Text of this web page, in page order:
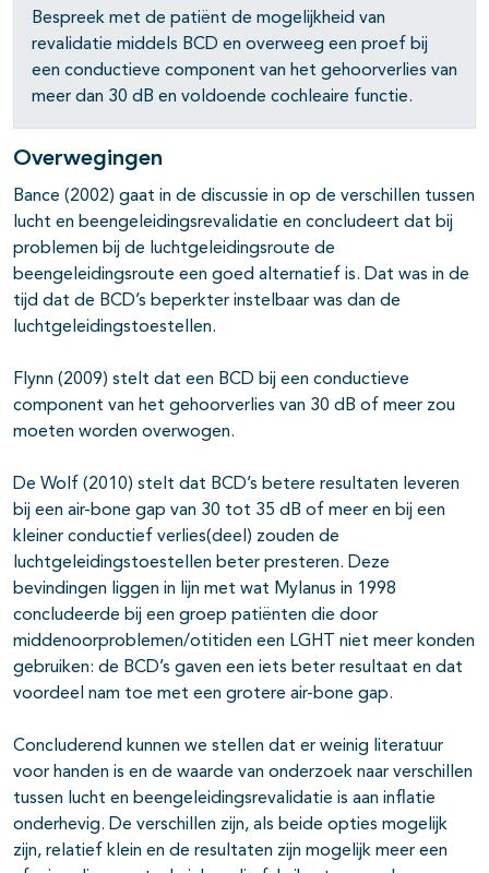
Bespreek met de patiënt de mogelijkheid van
revalidatie middels BCD en overweeg een proef bij
een conductieve component van het gehoorverlies van
meer dan 30 dB en voldoende cochleaire functie.
Overwegingen
Bance (2002) gaat in de discussie in op de verschillen tussen
lucht en beengeleidingsrevalidatie en concludeert dat bij
problemen bij de luchtgeleidingsroute de
beengeleidingsroute een goed alternatief is. Dat was in de
tijd dat de BCD’s beperkter instelbaar was dan de
luchtgeleidingstoestellen.
Flynn (2009) stelt dat een BCD bij een conductieve
component van het gehoorverlies van 30 dB of meer zou
moeten worden overwogen.
De Wolf (2010) stelt dat BCD’s betere resultaten leveren
bij een air-bone gap van 30 tot 35 dB of meer en bij een
kleiner conductief verlies(deel) zouden de
luchtgeleidingstoestellen beter presteren. Deze
bevindingen liggen in lijn met wat Mylanus in 1998
concludeerde bij een groep patiënten die door
middenoorproblemen/otitiden een LGHT niet meer konden
gebruiken: de BCD’s gaven een iets beter resultaat en dat
voordeel nam toe met een grotere air-bone gap.
Concluderend kunnen we stellen dat er weinig literatuur
voor handen is en de waarde van onderzoek naar verschillen
tussen lucht en beengeleidingsrevalidatie is aan inflatie
onderhevig. De verschillen zijn, als beide opties mogelijk
zijn, relatief klein en de resultaten zijn mogelijk meer een